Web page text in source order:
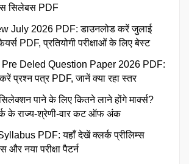
सिलेबस PDF
July 2026 PDF: डाउनलोड करें जुलाई
PDF, प्रतियोगी परीक्षाओं के लिए बेस्ट
Deled Question Paper 2026 PDF:
प्रश्न पत्र PDF, जानें क्या रहा स्तर
पाने के लिए कितने लाने होंगे मार्क्स?
के राज्य-श्रेणी-वार कट ऑफ अंक
PDF: यहाँ देखें क्लर्क प्रीलिम्स
नया परीक्षा पैटर्न